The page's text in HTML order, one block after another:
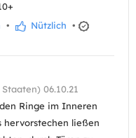
• Nützlich •
06.10.21
Ringe im Inneren
ließen